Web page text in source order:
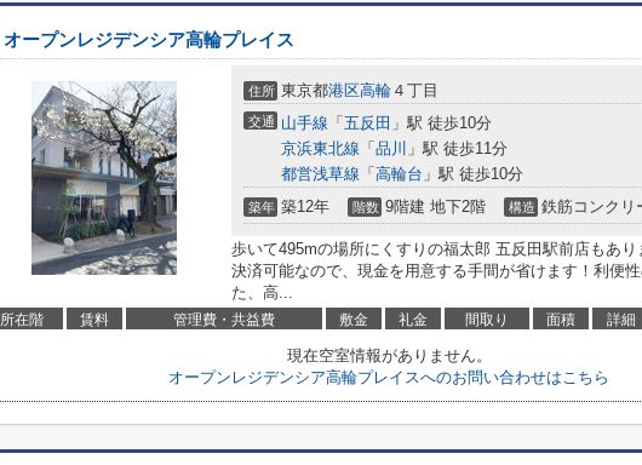
オープンレジデンシア高輪プレイス
住所 東京都港区高輪 ４丁目
交通 山手線 「 五反田 」駅 徒歩10分
京浜東北線 「 品川 」駅 徒歩11分
都営浅草線 「 高輪台 」駅 徒歩10分
築年 築12年 階数 9階建 地下2階 構造 鉄筋コンクリ
歩いて495mの場所にくすりの福太郎 五反田駅前店もあ
決済可能なので、現金を用意する手間が省けます！利便
た、高...
所在階 賃料 管理費・共益費 敷金 礼金 間取り 面積 詳細
現在空室情報がありません。
オープンレジデンシア高輪プレイスへのお問い合わせはこちら